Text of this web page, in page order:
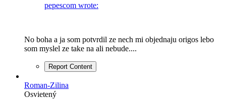
pepescom wrote:
No boha a ja som potvrdil ze nech mi objednaju origos lebo
som myslel ze take na ali nebude....
Report Content
Roman-Zilina
Osvietený